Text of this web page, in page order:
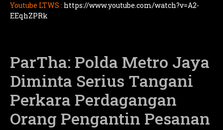
Youtube LTWS : https://www.youtube.com/watch?v=A2-
EEqhZPRk
ParTha: Polda Metro Jaya
Diminta Serius Tangani
Perkara Perdagangan
Orang Pengantin Pesanan